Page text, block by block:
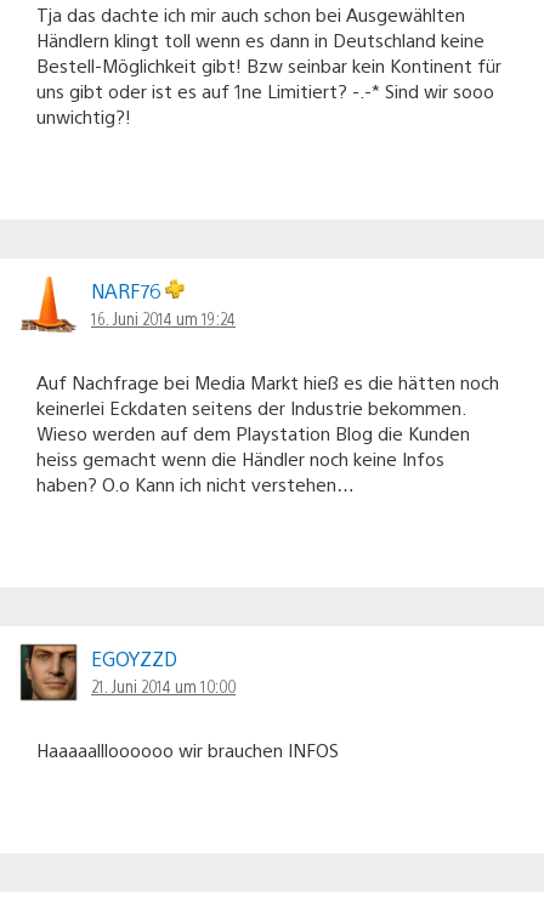
Tja das dachte ich mir auch schon bei Ausgewählten
Händlern klingt toll wenn es dann in Deutschland keine
Bestell-Möglichkeit gibt! Bzw seinbar kein Kontinent für
uns gibt oder ist es auf 1ne Limitiert? -.-* Sind wir sooo
unwichtig?!
NARF76
16. Juni 2014 um 19:24
Auf Nachfrage bei Media Markt hieß es die hätten noch
keinerlei Eckdaten seitens der Industrie bekommen.
Wieso werden auf dem Playstation Blog die Kunden
heiss gemacht wenn die Händler noch keine Infos
haben? O.o Kann ich nicht verstehen…
EGOYZZD
21. Juni 2014 um 10:00
Haaaaallloooooo wir brauchen INFOS